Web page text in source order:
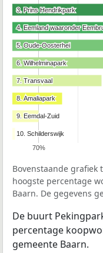
70%
3. Prins Hendrikpark
3. Prins Hendrikpark
4. Eemland waaronder
4. Eemland waaronder
5. Oude-Oosterhei
5. Oude-Oosterhei
6. Wilhelminapark
6. Wilhelminapark
7. Transvaal
7. Transvaal
8. Amaliapark
8. Amaliapark
9. Eemdal-Zuid
9. Eemdal-Zuid
10. Schilderswijk
10. Schilderswijk
Bovenstaande
hoogste percentage
Baarn. De gegevens
De buurt
percentage
gemeente Baarn.